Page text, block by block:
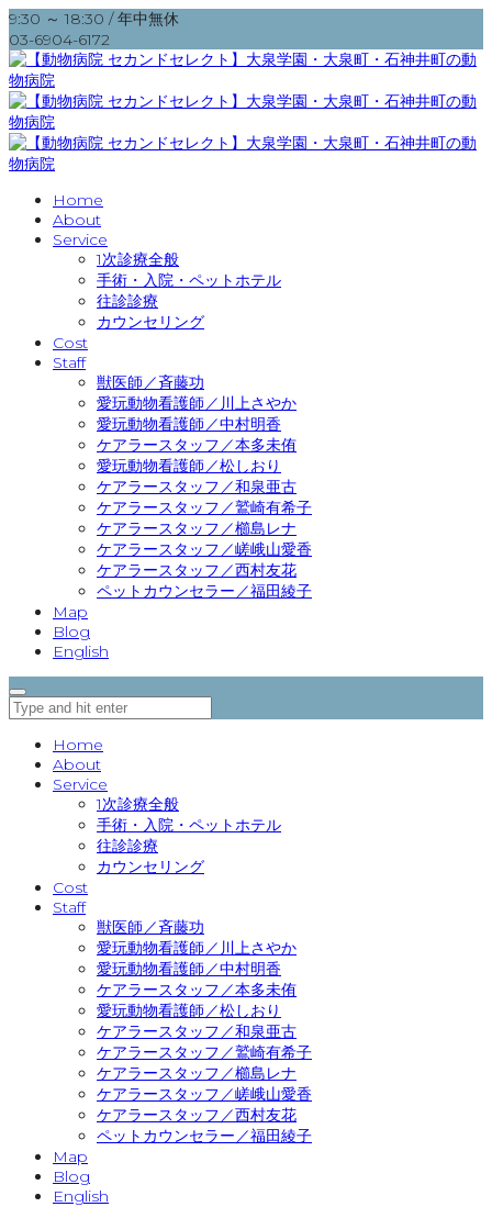
9:30 ～ 18:30 / 年中無休
03-6904-6172
Home
About
Service
1次診療全般
手術・入院・ペットホテル
往診診療
カウンセリング
Cost
Staff
獣医師／斉藤功
愛玩動物看護師／川上さやか
愛玩動物看護師／中村明香
ケアラースタッフ／本多未侑
愛玩動物看護師／松しおり
ケアラースタッフ／和泉亜古
ケアラースタッフ／鷲崎有希子
ケアラースタッフ／櫛島レナ
ケアラースタッフ／嵯峨山愛香
ケアラースタッフ／西村友花
ペットカウンセラー／福田綾子
Map
Blog
English
Home
About
Service
1次診療全般
手術・入院・ペットホテル
往診診療
カウンセリング
Cost
Staff
獣医師／斉藤功
愛玩動物看護師／川上さやか
愛玩動物看護師／中村明香
ケアラースタッフ／本多未侑
愛玩動物看護師／松しおり
ケアラースタッフ／和泉亜古
ケアラースタッフ／鷲崎有希子
ケアラースタッフ／櫛島レナ
ケアラースタッフ／嵯峨山愛香
ケアラースタッフ／西村友花
ペットカウンセラー／福田綾子
Map
Blog
English